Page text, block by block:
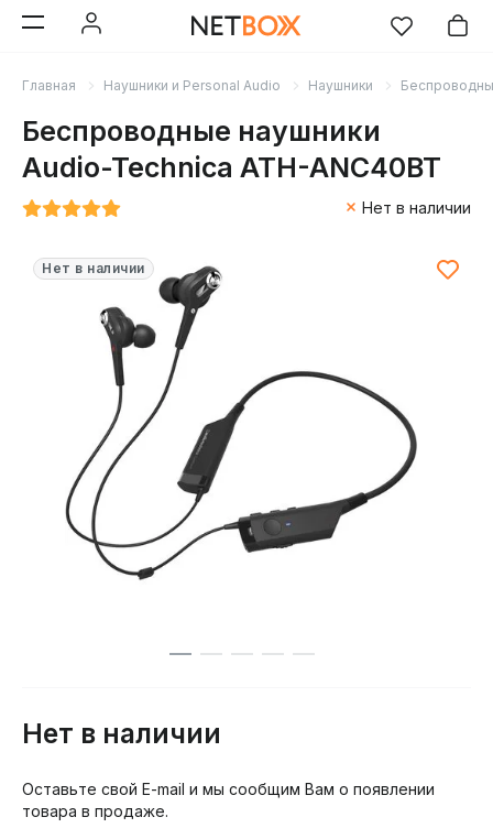
Главная Наушники и Personal Audio Наушники
Беспроводные наушники
Audio-Technica ATH-ANC40BT
Нет в наличии
Нет в наличии
Нет в наличии
Оставьте свой E-mail и мы сообщим Вам о появлении
товара в продаже.